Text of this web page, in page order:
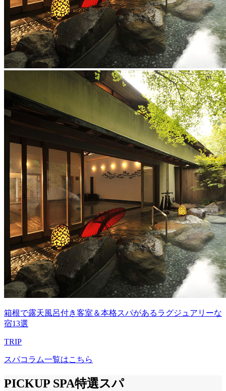
箱根で露天風呂付き客室＆本格スパがあるラグジュアリーな
宿13選
TRIP
スパコラム一覧はこちら
PICKUP SPA特選スパ